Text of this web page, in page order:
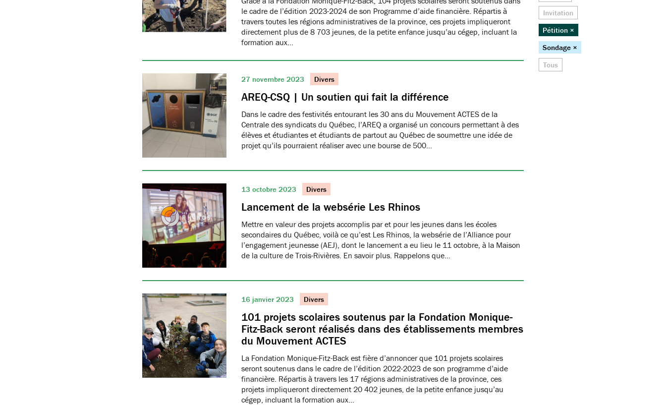
le cadre de l’édition 2023-2024 de son Programme d’aide financière. Répartis à
travers toutes les régions administratives de la province, ces projets impliqueront
directement plus de 8 703 jeunes, de la petite enfance jusqu’au cégep, incluant la
formation aux…
27 novembre 2023 Divers
AREQ-CSQ | Un soutien qui fait la différence
Dans le cadre des festivités entourant les 30 ans du Mouvement ACTES de la
Centrale des syndicats du Québec, l’AREQ a organisé un concours permettant à des
élèves et étudiantes et étudiants de partout au Québec de soumettre une idée de
projet qu’ils pourraient réaliser avec une bourse de 500…
13 octobre 2023 Divers
Lancement de la websérie Les Rhinos
Mettre en valeur des projets accomplis par et pour les jeunes dans les écoles
secondaires du Québec, voilà ce qu’est Les Rhinos, la websérie de l’Alliance pour
l’engagement jeunesse (AEJ), dont le lancement a eu lieu le 11 octobre, à la Maison
de la culture de Trois-Rivières. En savoir plus. Rappelons que…
16 janvier 2023 Divers
101 projets scolaires soutenus par la Fondation Monique-
Fitz-Back seront réalisés dans des établissements membres
du Mouvement ACTES
La Fondation Monique-Fitz-Back est fière d’annoncer que 101 projets scolaires
seront soutenus dans le cadre de l’édition 2022-2023 de son programme d’aide
financière. Répartis à travers les 17 régions administratives de la province, ces
projets impliqueront directement 20 402 jeunes, de la petite enfance jusqu’au
cégep, incluant la formation aux…
Invitation
Pétition ×
Sondage ×
Tous